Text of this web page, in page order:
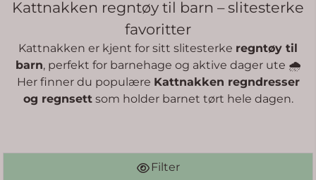
Kattnakken regntøy til barn – slitesterke
favoritter
Kattnakken er kjent for sitt slitesterke regntøy til
barn, perfekt for barnehage og aktive dager ute 🌧️
Her finner du populære Kattnakken regndresser
og regnsettsom holder barnet tørt hele dagen.
Filter